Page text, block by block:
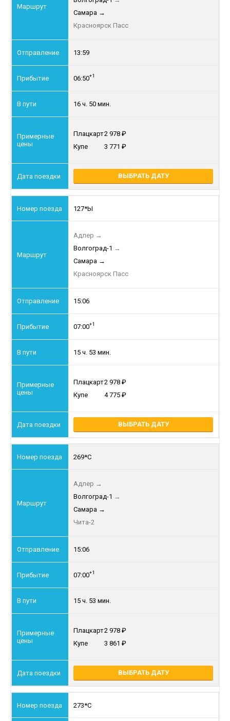
Самара →
Красноярск Пасс
13:59
06:50+1
16 ч. 50 мин.
Плацкарт2 978
Купе
3 771
ВЫБРАТЬ ДАТУ
127*Ы
Адлер →
Волгоград-1 →
Самара →
Красноярск Пасс
15:06
07:00+1
15 ч. 53 мин.
Плацкарт2 978
Купе
4 775
ВЫБРАТЬ ДАТУ
269*С
Адлер →
Волгоград-1 →
Самара →
Чита-2
15:06
07:00+1
15 ч. 53 мин.
Плацкарт2 978
Купе
3 861
ВЫБРАТЬ ДАТУ
273*С